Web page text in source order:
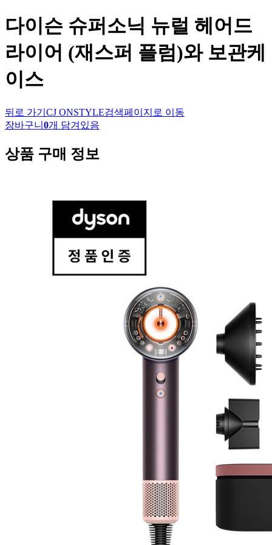
다이슨 슈퍼소닉 뉴럴 헤어드
라이어 (재스퍼 플럼)와 보관케
이스
뒤로 가기 CJ ONSTYLE검색페이지로 이동
장바구니 0개 담겨있음
상품 구매 정보